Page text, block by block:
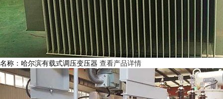
名称：哈尔滨有载式调压变压器 查看产品详情